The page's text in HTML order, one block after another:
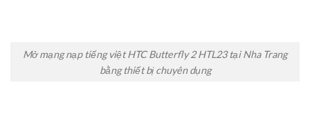
Mở mạng nạp tiếng việt HTC Butterfly 2 HTL23 tại Nha Trang
bằng thiết bị chuyên dụng